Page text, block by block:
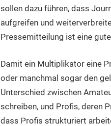
sollen dazu führen, dass
aufgreifen und
Pressemitteilung ist eine
Damit ein Multiplikator eine
oder manchmal sogar den
Unterschied zwischen
schreiben, und Profis, deren
dass Profis strukturiert